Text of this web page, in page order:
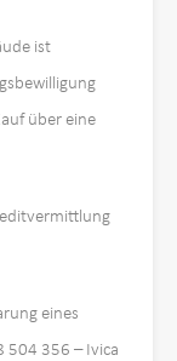
ist
über eine
eines
504 356 – Ivica